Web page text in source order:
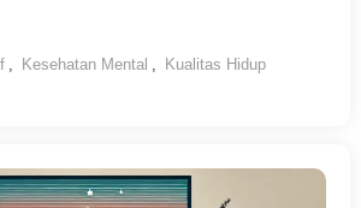
Kesehatan Mental Kualitas Hidup